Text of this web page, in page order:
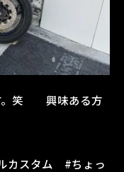
。笑 興味ある方
スタム #ちょっ